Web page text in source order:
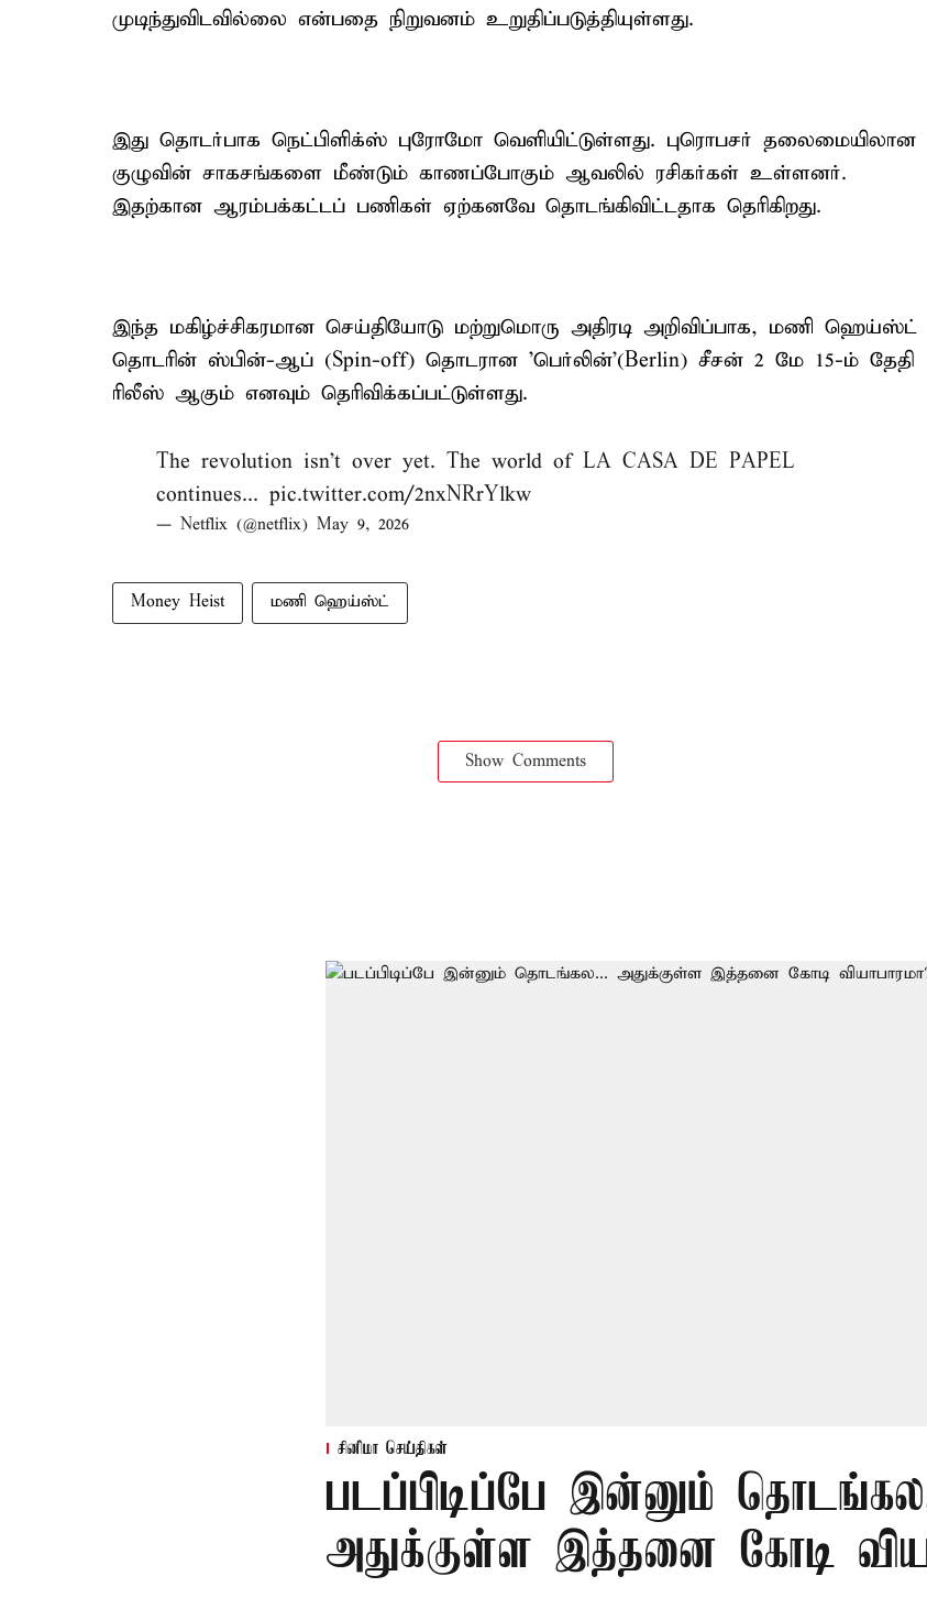
முடிந்துவிடவில்லை என்பதை நிறுவனம் உறுதிப்படுத்தியுள்ளது.
இது தொடர்பாக நெட்பிளிக்ஸ் புரோமோ வெளியிட்டுள்ளது. புரொபசர் தலைமையிலான
குழுவின் சாகசங்களை மீண்டும் காணப்போகும் ஆவலில் ரசிகர்கள் உள்ளனர்.
இதற்கான ஆரம்பக்கட்டப் பணிகள் ஏற்கனவே தொடங்கிவிட்டதாக தெரிகிறது.
இந்த மகிழ்ச்சிகரமான செய்தியோடு மற்றுமொரு அதிரடி அறிவிப்பாக, மணி ஹெய்ஸ்ட்
தொடரின் ஸ்பின்-ஆப் (Spin-off) தொடரான 'பெர்லின்’(Berlin) சீசன் 2 மே 15-ம் தேதி
ரிலீஸ் ஆகும் எனவும் தெரிவிக்கப்பட்டுள்ளது.
The revolution isn't over yet. The world of LA CASA DE PAPEL
continues... pic.twitter.com/2nxNRrYlkw
— Netflix (@netflix) May 9, 2026
Money Heist மணி ஹெய்ஸ்ட்
Show Comments
சினிமா செய்திகள்
படப்பிடிப்பே இன்னும்
அதுக்குள்ள இத்தனை கோடி